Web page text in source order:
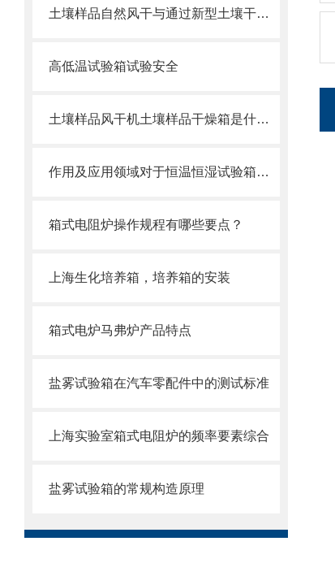
土壤样品自然风干与通过新型土壤干燥箱风干元素损失区别
高低温试验箱试验安全
土壤样品风干机土壤样品干燥箱是什么产品
作用及应用领域对于恒温恒湿试验箱是有哪些？
箱式电阻炉操作规程有哪些要点？
上海生化培养箱，培养箱的安装
箱式电炉马弗炉产品特点
盐雾试验箱在汽车零配件中的测试标准
上海实验室箱式电阻炉的频率要素综合
盐雾试验箱的常规构造原理